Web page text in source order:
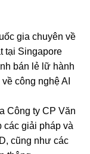
gia chuyên về
tại Singapore
bán lẻ lữ hành
công nghệ AI
Công ty CP Văn
các giải pháp và
cũng như các